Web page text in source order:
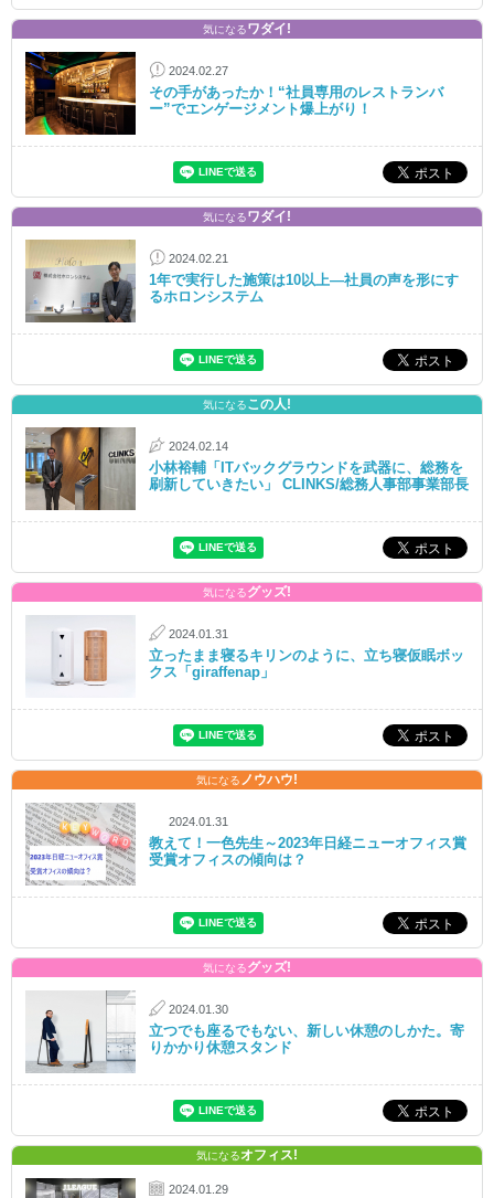
気になるワダイ!
2024.02.27
その手があったか！“社員専用のレストランバ
ー”でエンゲージメント爆上がり！
気になるワダイ!
2024.02.21
1年で実行した施策は10以上―社員の声を形にす
るホロンシステム
気になるこの人!
2024.02.14
小林裕輔「ITバックグラウンドを武器に、総務を
刷新していきたい」 CLINKS/総務人事部事業部長
気になるグッズ!
2024.01.31
立ったまま寝るキリンのように、立ち寝仮眠ボッ
クス「giraffenap」
気になるノウハウ!
2024.01.31
教えて！一色先生～2023年日経ニューオフィス賞
受賞オフィスの傾向は？
気になるグッズ!
2024.01.30
立つでも座るでもない、新しい休憩のしかた。寄
りかかり休憩スタンド
気になるオフィス!
2024.01.29